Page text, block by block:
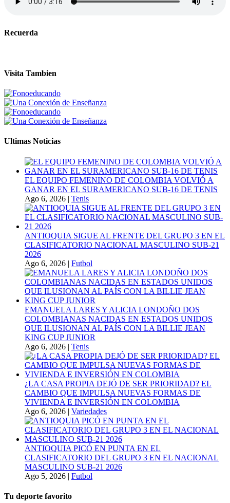
Recuerda
Visita Tambien
Ultimas Noticias
EL EQUIPO FEMENINO DE COLOMBIA VOLVIÓ A
GANAR EN EL SURAMERICANO SUB-16 DE TENIS
Ago 6, 2026 | Tenis
ANTIOQUIA SIGUE AL FRENTE DEL GRUPO 3 EN EL
CLASIFICATORIO NACIONAL MASCULINO SUB-21
2026
Ago 6, 2026 | Futbol
EMANUELA LARES Y ALICIA LONDOÑO DOS
COLOMBIANAS NACIDAS EN ESTADOS UNIDOS
QUE ILUSIONAN AL PAÍS CON LA BILLIE JEAN
KING CUP JUNIOR
Ago 6, 2026 | Tenis
¿LA CASA PROPIA DEJÓ DE SER PRIORIDAD? EL
CAMBIO QUE IMPULSA NUEVAS FORMAS DE
VIVIENDA E INVERSIÓN EN COLOMBIA
Ago 6, 2026 | Variedades
ANTIOQUIA PICÓ EN PUNTA EN EL
CLASIFICATORIO DEL GRUPO 3 EN EL NACIONAL
MASCULINO SUB-21 2026
Ago 5, 2026 | Futbol
Tu deporte favorito